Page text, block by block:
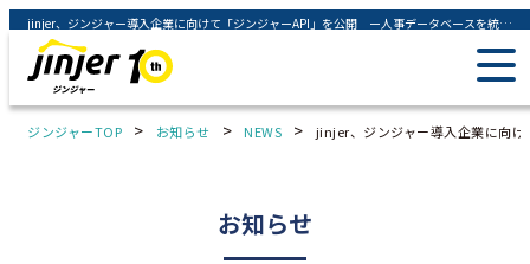
jinjer、ジンジャー導入企業に向けて「ジンジャーAPI」を公開 ー人事データベースを統合し、コスト・工数を削減できる体制への移行が容易にー - ジンジャー（jinjer）｜統合型人事システム
ジンジャーTOP > お知らせ > NEWS > jinjer、ジンジャー導入企業に向
お知らせ